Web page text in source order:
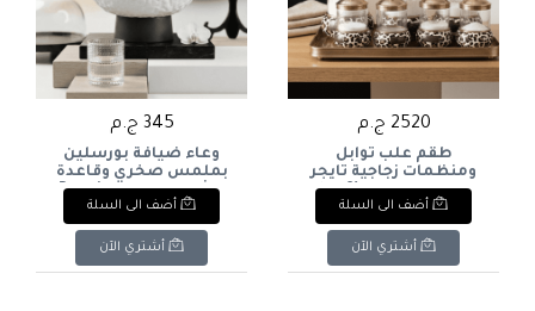
2520 ج.م
طقم علب توابل
ومنظمات زجاجية تايجر
مع صينية ذهبية (8 قطع
Luxury Tiger-Pattern
Glass Spice & Storage
Canister Set with Gold
Tray (8 Pieces)
أضف الى السلة
أشتري الآن
345 ج.م
وعاء ضيافة بورسلين
بملمس صخري وقاعدة
خشبية داكنة Premium
Textured Porcelain Fruit
Bowl with Dark Wooden
Base
أضف الى السلة
أشتري الآن